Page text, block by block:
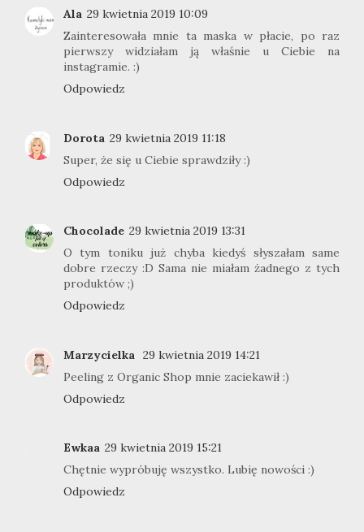
Ala 29 kwietnia 2019 10:09
Zainteresowała mnie ta maska w płacie, po raz
pierwszy widziałam ją właśnie u Ciebie na
instagramie. :)
Odpowiedz
Dorota 29 kwietnia 2019 11:18
Super, że się u Ciebie sprawdziły :)
Odpowiedz
Chocolade 29 kwietnia 2019 13:31
O tym toniku już chyba kiedyś słyszałam same
dobre rzeczy :D Sama nie miałam żadnego z tych
produktów ;)
Odpowiedz
Marzycielka 29 kwietnia 2019 14:21
Peeling z Organic Shop mnie zaciekawił :)
Odpowiedz
Ewkaa 29 kwietnia 2019 15:21
Chętnie wypróbuję wszystko. Lubię nowości :)
Odpowiedz